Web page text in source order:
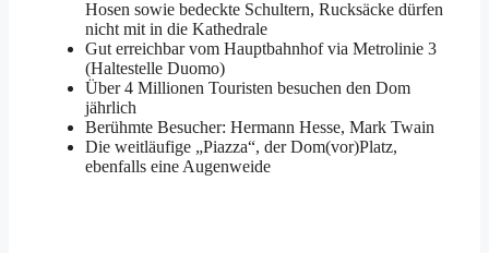
Hosen sowie bedeckte Schultern, Rucksäcke dürfen
nicht mit in die Kathedrale
Gut erreichbar vom Hauptbahnhof via Metrolinie 3
(Haltestelle Duomo)
Über 4 Millionen Touristen besuchen den Dom
jährlich
Berühmte Besucher: Hermann Hesse, Mark Twain
Die weitläufige „Piazza“, der Dom(vor)Platz,
ebenfalls eine Augenweide